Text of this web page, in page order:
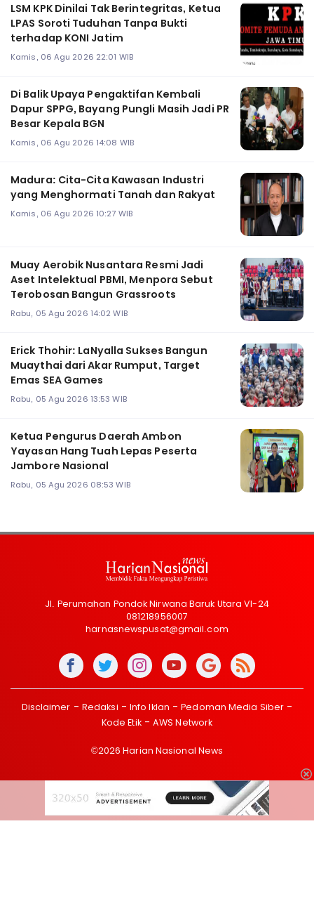
LSM KPK Dinilai Tak Berintegritas, Ketua
LPAS Soroti Tuduhan Tanpa Bukti
terhadap KONI Jatim
Kamis, 06 Agu 2026 22:01 WIB
Di Balik Upaya Pengaktifan Kembali
Dapur SPPG, Bayang Pungli Masih Jadi PR
Besar Kepala BGN
Kamis, 06 Agu 2026 14:08 WIB
Madura: Cita-Cita Kawasan Industri
yang Menghormati Tanah dan Rakyat
Kamis, 06 Agu 2026 10:27 WIB
Muay Aerobik Nusantara Resmi Jadi
Aset Intelektual PBMI, Menpora Sebut
Terobosan Bangun Grassroots
Rabu, 05 Agu 2026 14:02 WIB
Erick Thohir: LaNyalla Sukses Bangun
Muaythai dari Akar Rumput, Target
Emas SEA Games
Rabu, 05 Agu 2026 13:53 WIB
Ketua Pengurus Daerah Ambon
Yayasan Hang Tuah Lepas Peserta
Jambore Nasional
Rabu, 05 Agu 2026 08:53 WIB
Jl. Perumahan Pondok Nirwana Baruk Utara VI-24
081218956007
harnasnewspusat@gmail.com
Disclaimer Redaksi Info Iklan
Pedoman Media Siber
Kode Etik
AWS Network
©2026 Harian Nasional News